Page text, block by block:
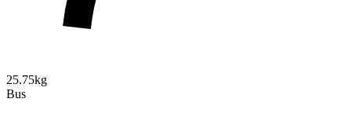
25.75kg
Bus